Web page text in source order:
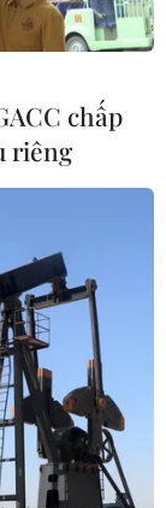
chấp
riêng